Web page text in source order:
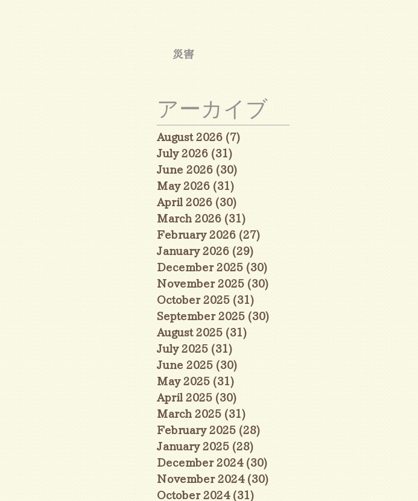
災害
アーカイブ
August 2026 (7)
July 2026 (31)
June 2026 (30)
May 2026 (31)
April 2026 (30)
March 2026 (31)
February 2026 (27)
January 2026 (29)
December 2025 (30)
November 2025 (30)
October 2025 (31)
September 2025 (30)
August 2025 (31)
July 2025 (31)
June 2025 (30)
May 2025 (31)
April 2025 (30)
March 2025 (31)
February 2025 (28)
January 2025 (28)
December 2024 (30)
November 2024 (30)
October 2024 (31)